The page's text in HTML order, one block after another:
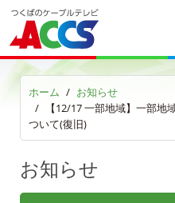
ホーム
お知らせ
【12/17 一部地域】一部地
ついて(復旧)
お知らせ
KDDIケーブルプラス電話
auお客様サポート
サービス案内
サービスエリア